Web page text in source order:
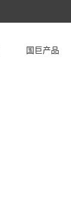
国巨产品